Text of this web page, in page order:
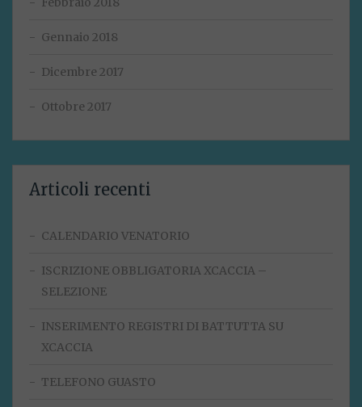
Gennaio 2018
Dicembre 2017
Ottobre 2017
Articoli recenti
CALENDARIO VENATORIO
ISCRIZIONE OBBLIGATORIA XCACCIA –
SELEZIONE
INSERIMENTO REGISTRI DI BATTUTTA SU
XCACCIA
TELEFONO GUASTO